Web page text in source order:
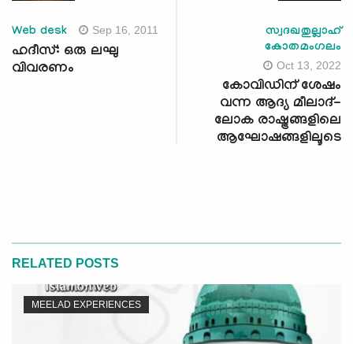
Web desk Sep 16, 2011
ഹദീസ്: ഒരു ലഘു
വിവരണം
സ്വദഖതുല്ലാഹ്
കോതമംഗലം
Oct 13, 2022
കോവിഡിന് ശേഷം
വന്ന ആദ്യ മീലാദ്-
ലോക രാഷ്ട്രങ്ങളിലെ
ആഘോഷങ്ങളിലൂടെ
RELATED POSTS
MEELAD EXPERIENCES